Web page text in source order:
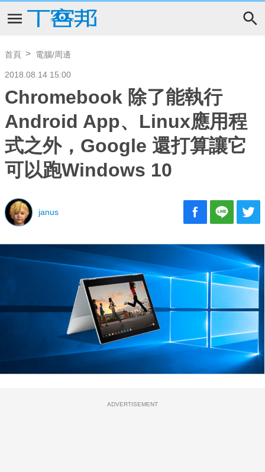
首頁 電腦/周邊
2018.08.14 15:00
Chromebook 除了能執行
Android App、Linux應用程
式之外，Google 還打算讓它
可以跑Windows 10
janus
ADVERTISEMENT